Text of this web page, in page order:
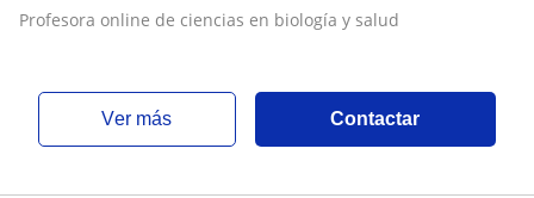
Profesora online de ciencias en biología y salud
ver más Contactar